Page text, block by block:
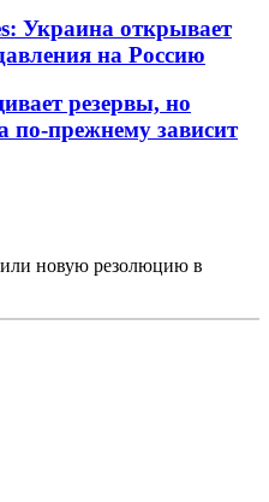
Украина открывает
на Россию
резервы, но
по-прежнему зависит
новую резолюцию в